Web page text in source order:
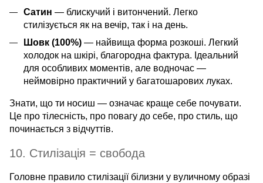
Сатин — блискучий і витончений. Легко
стилізується як на вечір, так і на день.
Шовк (100%) — найвища форма розкоші. Легкий
холодок на шкірі, благородна фактура. Ідеальний
для особливих моментів, але водночас —
неймовірно практичний у багатошарових луках.
Знати, що ти носиш — означає краще себе почувати.
Це про тілесність, про повагу до себе, про стиль, що
починається з відчуттів.
10. Стилізація = свобода
Головне правило стилізації білизни у вуличному образі